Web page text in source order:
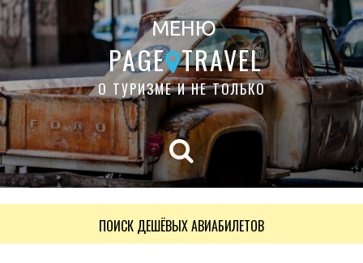
МЕНЮ
PAGE TRAVEL
О ТУРИЗМЕ И НЕ ТОЛЬКО
ПОИСК ДЕШЁВЫХ АВИАБИЛЕТОВ